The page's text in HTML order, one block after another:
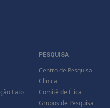
Lato
PESQUISA
Centro de Pesquisa
Clinica
Comitê de Ética
Grupos de Pesquisa